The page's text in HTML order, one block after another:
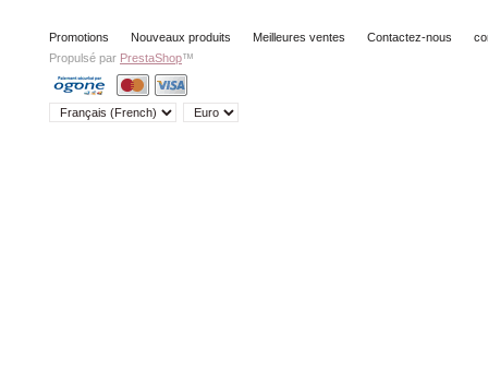
Promotions Nouveaux produits Meilleures ventes Contactez-nous
Propulsé par PrestaShop™